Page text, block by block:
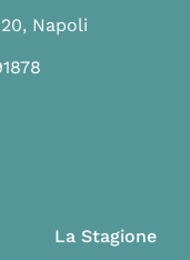
Napoli
La Stagione